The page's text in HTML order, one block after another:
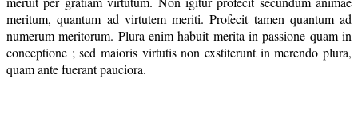
meritum, quantum ad virtutem meriti. Profecit tamen quantum ad
numerum meritorum. Plura enim habuit merita in passione quam in
conceptione ; sed maioris virtutis non exstiterunt in merendo plura,
quam ante fuerant pauciora.